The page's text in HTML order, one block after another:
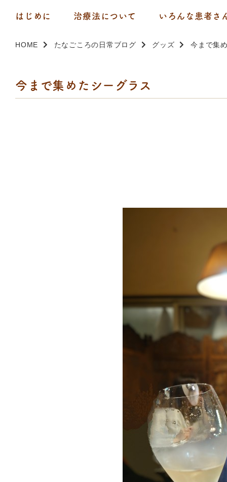
はじめに 治療法について いろんな患者さ
HOME たなごころの日常ブログ グッズ 今まで集
今まで集めたシーグラス